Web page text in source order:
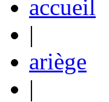
accueil
|
ariège
|